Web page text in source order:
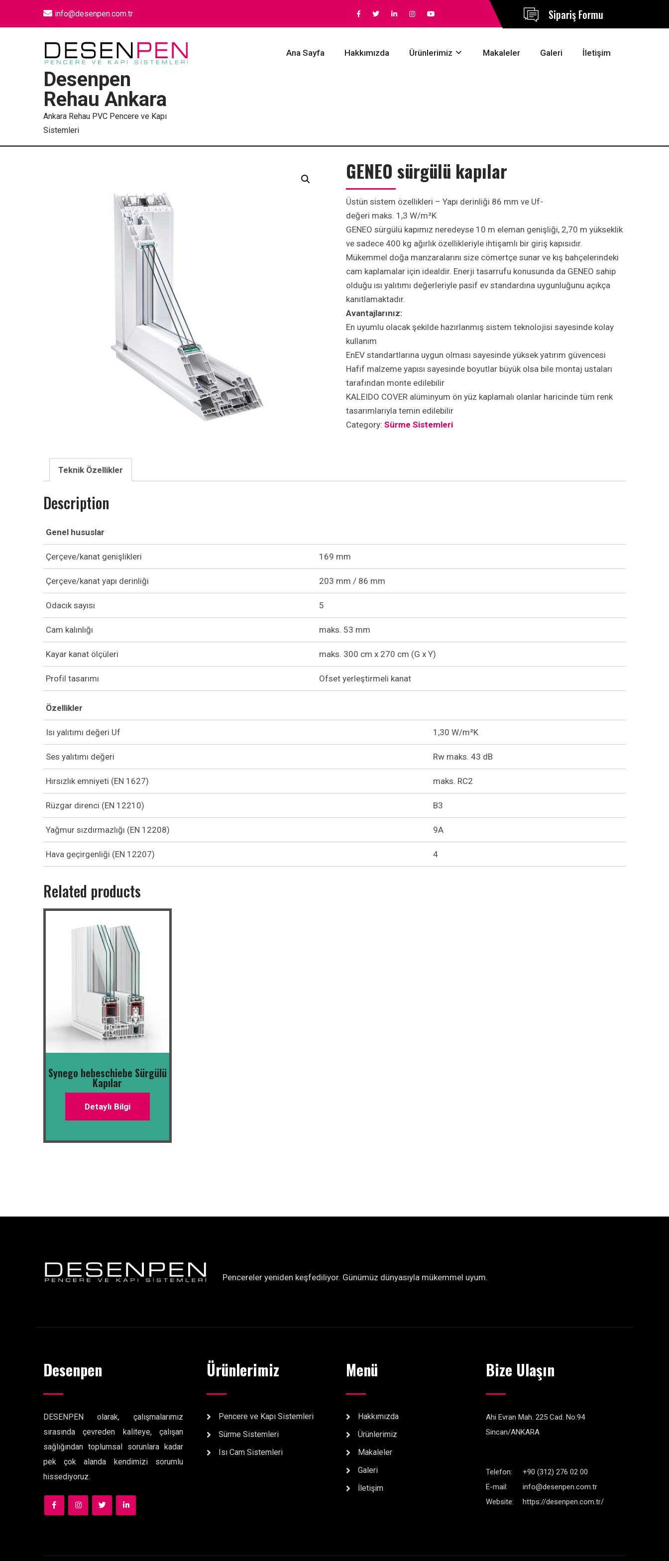
info@desenpen.com.tr Sipariş Formu
Desenpen
Rehau Ankara
Ankara Rehau PVC Pencere ve Kapı
Sistemleri
Ana Sayfa Hakkımızda Ürünlerimiz Makaleler Galeri İletişim
GENEO sürgülü kapılar
Üstün sistem özellikleri – Yapı derinliği 86 mm ve Uf-
değeri maks. 1,3 W/m²K
GENEO sürgülü kapımız neredeyse 10 m eleman genişliği, 2,70 m yükseklik
ve sadece 400 kg ağırlık özellikleriyle ihtişamlı bir giriş kapısıdır.
Mükemmel doğa manzaralarını size cömertçe sunar ve kış bahçelerindeki
cam kaplamalar için idealdir. Enerji tasarrufu konusunda da GENEO sahip
olduğu ısı yalıtımı değerleriyle pasif ev standardına uygunluğunu açıkça
kanıtlamaktadır.
Avantajlarınız:
En uyumlu olacak şekilde hazırlanmış sistem teknolojisi sayesinde kolay
kullanım
EnEV standartlarına uygun olması sayesinde yüksek yatırım güvencesi
Hafif malzeme yapısı sayesinde boyutlar büyük olsa bile montaj ustaları
tarafından monte edilebilir
KALEIDO COVER alüminyum ön yüz kaplamalı olanlar haricinde tüm renk
tasarımlarıyla temin edilebilir
Category:Sürme Sistemleri
Teknik Özellikler
Description
Genel hususlar
Çerçeve/kanat genişlikleri 169 mm
Çerçeve/kanat yapı derinliği 203 mm / 86 mm
Odacık sayısı 5
Cam kalınlığı maks. 53 mm
Kayar kanat ölçüleri maks. 300 cm x 270 cm (G x Y)
Profil tasarımı Ofset yerleştirmeli kanat
Özellikler
Isı yalıtımı değeri Uf 1,30 W/m²K
Ses yalıtımı değeri Rw maks. 43 dB
Hırsızlık emniyeti (EN 1627) maks. RC2
Rüzgar direnci (EN 12210) B3
Yağmur sızdırmazlığı (EN 12208) 9A
Hava geçirgenliği (EN 12207) 4
Related products
Synego hebeschiebe Sürgülü
Kapılar
Detaylı Bilgi
Pencereler yeniden keşfediliyor. Günümüz dünyasıyla mükemmel uyum.
Desenpen
DESENPEN olarak, çalışmalarımız
sırasında çevreden kaliteye, çalışan
sağlığından toplumsal sorunlara kadar
pek çok alanda kendimizi sorumlu
hissediyoruz.
Ürünlerimiz
Pencere ve Kapı Sistemleri
Sürme Sistemleri
Isı Cam Sistemleri
Menü
Hakkımızda
Ürünlerimiz
Makaleler
Galeri
İletişim
Bize Ulaşın
Ahi Evran Mah. 225 Cad. No:94
Sincan/ANKARA
Telefon:
+90 (312) 276 02 00
E-mail:
info@desenpen.com.tr
Website:
https://desenpen.com.tr/